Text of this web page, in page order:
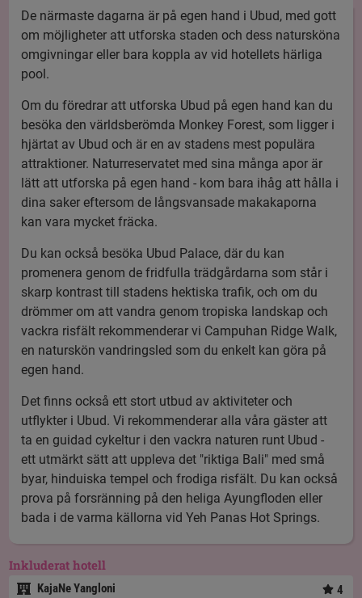
De närmaste dagarna är på egen hand i Ubud, med gott
om möjligheter att utforska staden och dess natursköna
omgivningar eller bara koppla av vid hotellets härliga
pool.
Om du föredrar att utforska Ubud på egen hand kan du
besöka den världsberömda Monkey Forest, som ligger i
hjärtat av Ubud och är en av stadens mest populära
attraktioner. Naturreservatet med sina många apor är
lätt att utforska på egen hand - kom bara ihåg att hålla i
dina saker eftersom de långsvansade makakaporna
kan vara mycket fräcka.
Du kan också besöka Ubud Palace, där du kan
promenera genom de fridfulla trädgårdarna som står i
skarp kontrast till stadens hektiska trafik, och om du
drömmer om att vandra genom tropiska landskap och
vackra risfält rekommenderar vi Campuhan Ridge Walk,
en naturskön vandringsled som du enkelt kan göra på
egen hand.
Det finns också ett stort utbud av aktiviteter och
utflykter i Ubud. Vi rekommenderar alla våra gäster att
ta en guidad cykeltur i den vackra naturen runt Ubud -
ett utmärkt sätt att uppleva det "riktiga Bali" med små
byar, hinduiska tempel och frodiga risfält. Du kan också
prova påforsränning på den heliga Ayungfloden eller
bada i de varma källorna vid Yeh Panas Hot Springs.
Inkluderat hotell
KajaNe Yangloni 4